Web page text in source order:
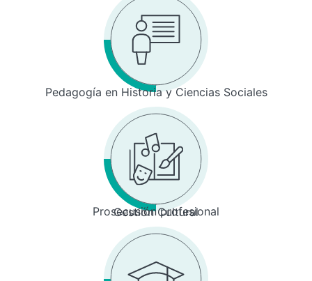
Pedagogía en Historia y Ciencias Sociales
Prosecusión profesional
Gestión Cultural